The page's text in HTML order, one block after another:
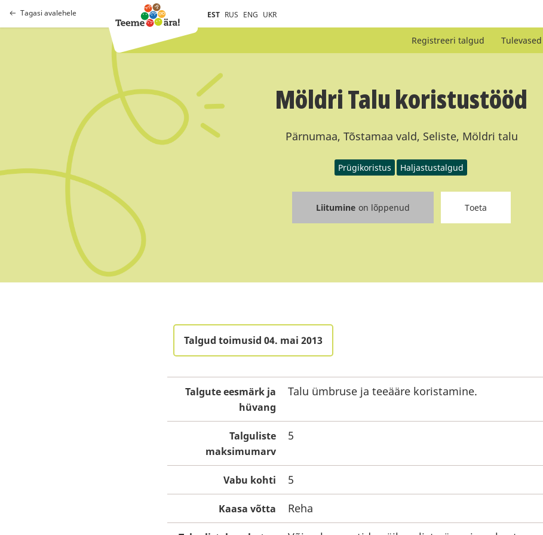
Tagasi avalehele EST RUS ENG UKR
Registreeri talgud
Möldri Talu koristustööd
Pärnumaa, Tõstamaa vald, Seliste, Möldri talu
Prügikoristus Haljastustalgud
Liitumine on lõppenud Toeta
Talgud toimusid 04. mai 2013
Talgute eesmärk ja
hüvang
Talu ümbruse ja teeääre koristamine.
Talguliste
maksimumarv
5
Vabu kohti 5
Kaasa võtta Reha